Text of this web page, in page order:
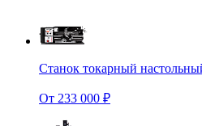
Станок токарный
От 233 000 ₽